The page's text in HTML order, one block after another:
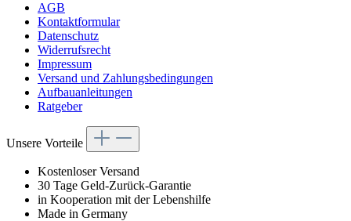
AGB
Kontaktformular
Datenschutz
Widerrufsrecht
Impressum
Versand und Zahlungsbedingungen
Aufbauanleitungen
Ratgeber
Unsere Vorteile
Kostenloser Versand
30 Tage Geld-Zurück-Garantie
in Kooperation mit der Lebenshilfe
Made in Germany